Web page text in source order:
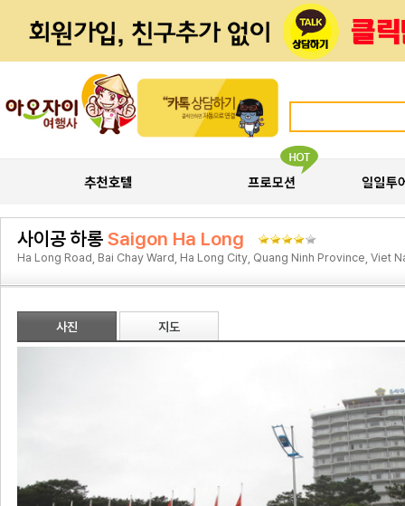
사이공 하롱 Saigon Ha Long
Ha Long Road, Bai Chay Ward, Ha Long City, Quang Ninh Province, Viet
사진 지도